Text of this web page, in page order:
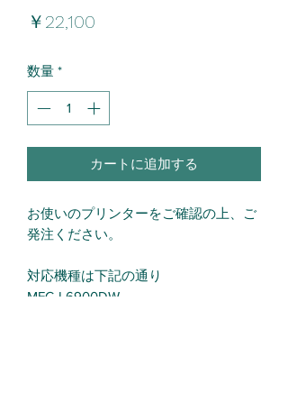
￥22,100
数量 *
カートに追加する
お使いのプリンターをご確認の上、ご
発注ください。
対応機種は下記の通り
MFC-L6900DW